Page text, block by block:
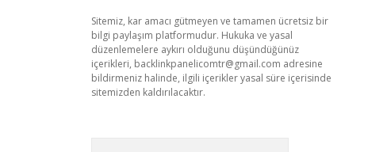
Sitemiz, kar amacı gütmeyen ve tamamen ücretsiz bir
bilgi paylaşım platformudur. Hukuka ve yasal
düzenlemelere aykırı olduğunu düşündüğünüz
içerikleri, backlinkpanelicomtr@gmail.com adresine
bildirmeniz halinde, ilgili içerikler yasal süre içerisinde
sitemizden kaldırılacaktır.